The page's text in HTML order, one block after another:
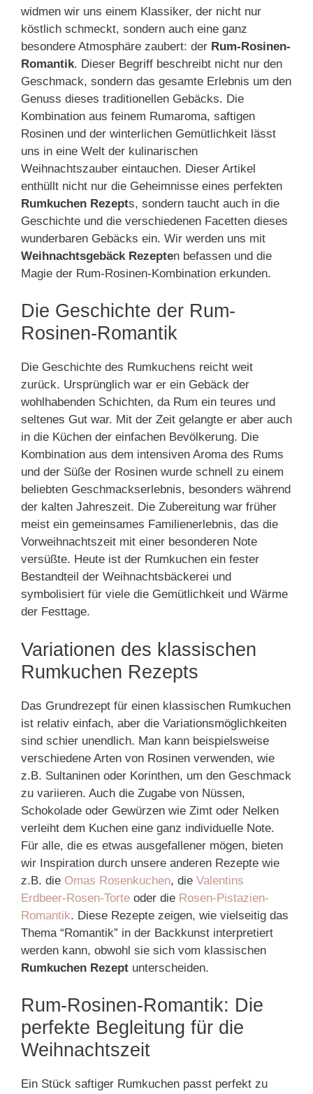
widmen wir uns einem Klassiker, der nicht nur
köstlich schmeckt, sondern auch eine ganz
besondere Atmosphäre zaubert: der Rum-Rosinen-
Romantik. Dieser Begriff beschreibt nicht nur den
Geschmack, sondern das gesamte Erlebnis um den
Genuss dieses traditionellen Gebäcks. Die
Kombination aus feinem Rumaroma, saftigen
Rosinen und der winterlichen Gemütlichkeit lässt
uns in eine Welt der kulinarischen
Weihnachtszauber eintauchen. Dieser Artikel
enthüllt nicht nur die Geheimnisse eines perfekten
Rumkuchen Rezepts, sondern taucht auch in die
Geschichte und die verschiedenen Facetten dieses
wunderbaren Gebäcks ein. Wir werden uns mit
Weihnachtsgebäck Rezepten befassen und die
Magie der Rum-Rosinen-Kombination erkunden.
Die Geschichte der Rum-
Rosinen-Romantik
Die Geschichte des Rumkuchens reicht weit
zurück. Ursprünglich war er ein Gebäck der
wohlhabenden Schichten, da Rum ein teures und
seltenes Gut war. Mit der Zeit gelangte er aber auch
in die Küchen der einfachen Bevölkerung. Die
Kombination aus dem intensiven Aroma des Rums
und der Süße der Rosinen wurde schnell zu einem
beliebten Geschmackserlebnis, besonders während
der kalten Jahreszeit. Die Zubereitung war früher
meist ein gemeinsames Familienerlebnis, das die
Vorweihnachtszeit mit einer besonderen Note
versüßte. Heute ist der Rumkuchen ein fester
Bestandteil der Weihnachtsbäckerei und
symbolisiert für viele die Gemütlichkeit und Wärme
der Festtage.
Variationen des klassischen
Rumkuchen Rezepts
Das Grundrezept für einen klassischen Rumkuchen
ist relativ einfach, aber die Variationsmöglichkeiten
sind schier unendlich. Man kann beispielsweise
verschiedene Arten von Rosinen verwenden, wie
z.B. Sultaninen oder Korinthen, um den Geschmack
zu variieren. Auch die Zugabe von Nüssen,
Schokolade oder Gewürzen wie Zimt oder Nelken
verleiht dem Kuchen eine ganz individuelle Note.
Für alle, die es etwas ausgefallener mögen, bieten
wir Inspiration durch unsere anderen Rezepte wie
z.B. die Omas Rosenkuchen, die Valentins
Erdbeer-Rosen-Torte oder die Rosen-Pistazien-
Romantik. Diese Rezepte zeigen, wie vielseitig das
Thema “Romantik” in der Backkunst interpretiert
werden kann, obwohl sie sich vom klassischen
Rumkuchen Rezept unterscheiden.
Rum-Rosinen-Romantik: Die
perfekte Begleitung für die
Weihnachtszeit
Ein Stück saftiger Rumkuchen passt perfekt zu